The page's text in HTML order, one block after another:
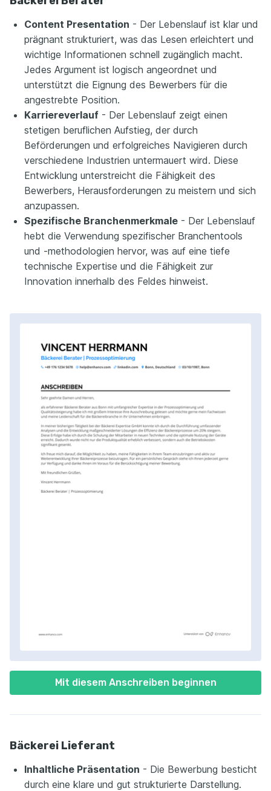
Mit diesem Anschreiben beginnen
Content Presentation - Der Lebenslauf ist klar und
prägnant strukturiert, was das Lesen erleichtert und
wichtige Informationen schnell zugänglich macht.
Jedes Argument ist logisch angeordnet und
unterstützt die Eignung des Bewerbers für die
angestrebte Position.
Karriereverlauf - Der Lebenslauf zeigt einen
stetigen beruflichen Aufstieg, der durch
Beförderungen und erfolgreiches Navigieren durch
verschiedene Industrien untermauert wird. Diese
Entwicklung unterstreicht die Fähigkeit des
Bewerbers, Herausforderungen zu meistern und sich
anzupassen.
Spezifische Branchenmerkmale - Der Lebenslauf
hebt die Verwendung spezifischer Branchentools
und -methodologien hervor, was auf eine tiefe
technische Expertise und die Fähigkeit zur
Innovation innerhalb des Feldes hinweist.
Bäckerei Lieferant
Inhaltliche Präsentation - Die Bewerbung besticht
durch eine klare und gut strukturierte Darstellung.